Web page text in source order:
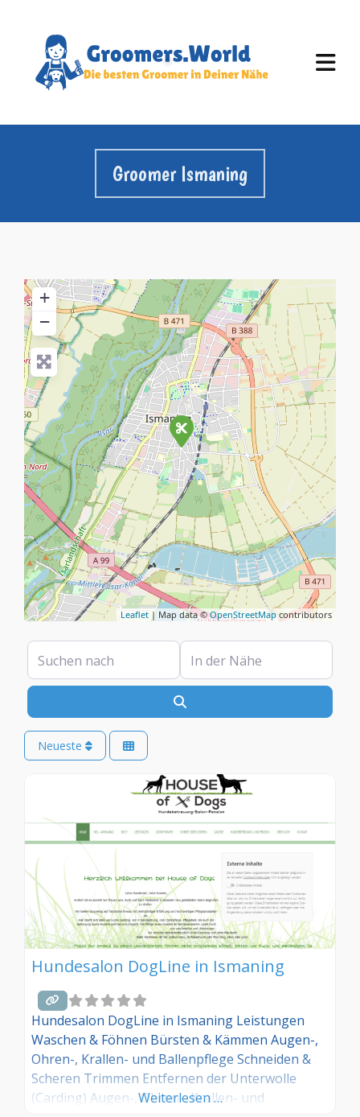
Groomer Ismaning
+
−
Leaflet | Map data ©OpenStreetMap contributors
Suchen nach In der Nähe
Neueste
Hundesalon DogLine in Ismaning
Hundesalon DogLine in Ismaning Leistungen
Waschen & Föhnen Bürsten & Kämmen Augen-,
Ohren-, Krallen- und Ballenpflege Schneiden &
Scheren Trimmen Entfernen der Unterwolle
(Carding) Augen-, Ohren-, Krallen- und
Weiterlesen …